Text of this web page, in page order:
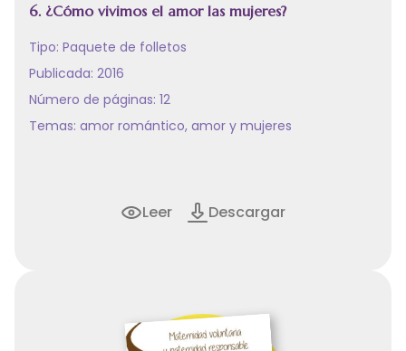
6. ¿Cómo vivimos el amor las mujeres?
Tipo: Paquete de folletos
Publicada: 2016
Número de páginas: 12
Temas: amor romántico, amor y mujeres
Leer Descargar